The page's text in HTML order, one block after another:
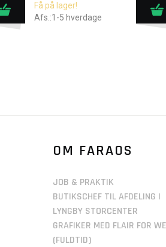
Få på lager!
Afs.:1-5 hverdage
OM FARAOS
JOB & PRAKTIK
BUTIKSCHEF TIL AFDELING I
LYNGBY STORCENTER
GRAFIKER MED FLAIR FOR
(FULDTID)